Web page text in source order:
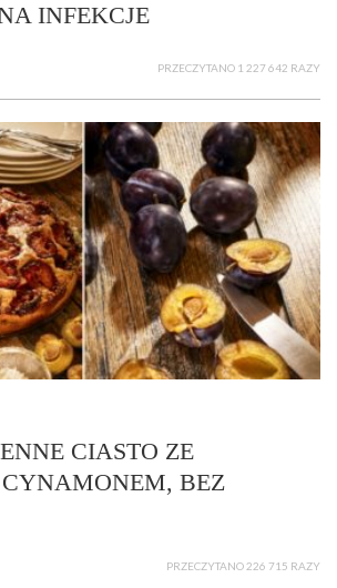
INFEKCJE
PRZECZYTANO 1 227 642 RAZY
CIASTO ZE
BEZ
PRZECZYTANO 226 715 RAZY